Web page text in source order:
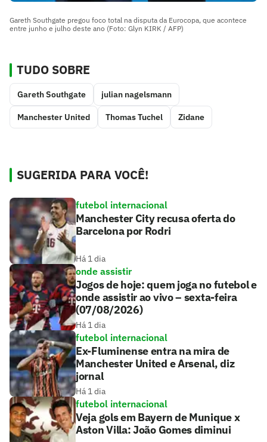
Gareth Southgate pregou foco total na disputa da Eurocopa, que acontece
entre junho e julho deste ano (Foto: Glyn KIRK / AFP)
TUDO SOBRE
Gareth Southgate julian nagelsmann
Manchester United Thomas Tuchel Zidane
SUGERIDA PARA VOCÊ!
futebol internacional
Manchester City recusa oferta do
Barcelona por Rodri
Há 1 dia
onde assistir
Jogos de hoje: quem joga no futebol e
onde assistir ao vivo – sexta-feira
(07/08/2026)
Há 1 dia
futebol internacional
Ex-Fluminense entra na mira de
Manchester United e Arsenal, diz
jornal
Há 1 dia
futebol internacional
Veja gols em Bayern de Munique x
Aston Villa: João Gomes diminui